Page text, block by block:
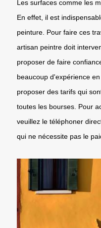
Les surfaces comme les
En effet, il est
peinture. Pour faire ces
artisan peintre doit
proposer de faire
beaucoup d'expérience
proposer des tarifs qui
toutes les bourses. Pour
veuillez le téléphoner
qui ne nécessite pas le